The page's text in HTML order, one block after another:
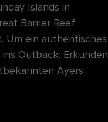
Islands in
Barrier Reef
Um ein authentisches
Outback: Erkunden
Ayers